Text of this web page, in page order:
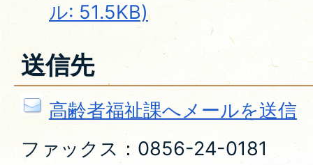
ル: 51.5KB)
送信先
高齢者福祉課へメールを送信
ファックス：0856-24-0181